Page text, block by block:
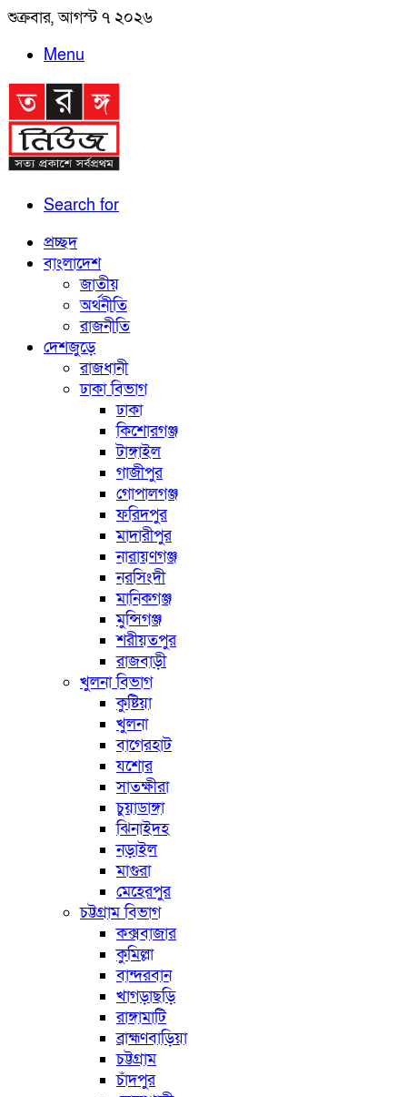
শুক্রবার, আগস্ট ৭ ২০২৬
Menu
Search for
প্রচ্ছদ
বাংলাদেশ
জাতীয়
অর্থনীতি
রাজনীতি
দেশজুড়ে
রাজধানী
ঢাকা বিভাগ
ঢাকা
কিশোরগঞ্জ
টাঙ্গাইল
গাজীপুর
গোপালগঞ্জ
ফরিদপুর
মাদারীপুর
নারায়ণগঞ্জ
নরসিংদী
মানিকগঞ্জ
মুন্সিগঞ্জ
শরীয়তপুর
রাজবাড়ী
খুলনা বিভাগ
কুষ্টিয়া
খুলনা
বাগেরহাট
যশোর
সাতক্ষীরা
চুয়াডাঙ্গা
ঝিনাইদহ
নড়াইল
মাগুরা
মেহেরপুর
চট্টগ্রাম বিভাগ
কক্সবাজার
কুমিল্লা
বান্দরবান
খাগড়াছড়ি
রাঙ্গামাটি
ব্রাহ্মণবাড়িয়া
চট্টগ্রাম
চাঁদপুর